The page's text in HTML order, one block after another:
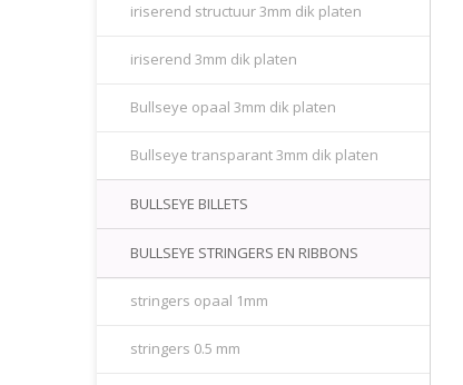
iriserend structuur 3mm dik platen
iriserend 3mm dik platen
Bullseye opaal 3mm dik platen
Bullseye transparant 3mm dik platen
BULLSEYE BILLETS
BULLSEYE STRINGERS EN RIBBONS
stringers opaal 1mm
stringers 0.5 mm